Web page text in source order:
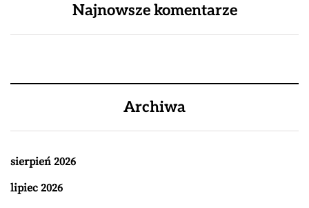
Najnowsze komentarze
Archiwa
sierpień 2026
lipiec 2026